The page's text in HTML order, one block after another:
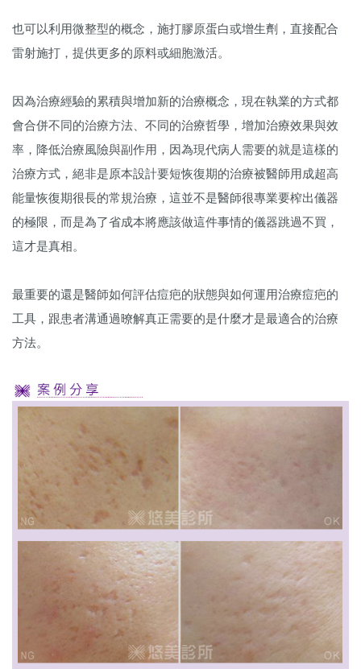
也可以利用微整型的概念，施打膠原蛋白或增生劑，直接配合
雷射施打，提供更多的原料或細胞激活。
因為治療經驗的累積與增加新的治療概念，現在執業的方式都
會合併不同的治療方法、不同的治療哲學，增加治療效果與效
率，降低治療風險與副作用，因為現代病人需要的就是這樣的
治療方式，絕非是原本設計要短恢復期的治療被醫師用成超高
能量恢復期很長的常規治療，這並不是醫師很專業要榨出儀器
的極限，而是為了省成本將應該做這件事情的儀器跳過不買，
這才是真相。
最重要的還是醫師如何評估痘疤的狀態與如何運用治療痘疤的
工具，跟患者溝通過暸解真正需要的是什麼才是最適合的治療
方法。